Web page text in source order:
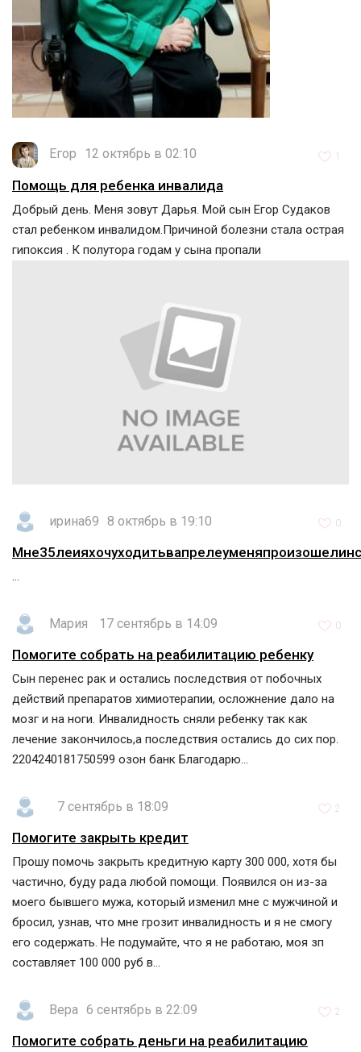
Егор 12 октябрь в 02:10 1
Помощь для ребенка инвалида
Добрый день. Меня зовут Дарья. Мой сын Егор Судаков
стал ребенком инвалидом.Причиной болезни стала острая
гипоксия . К полутора годам у сына пропали
ирина69 8 октябрь в 19:10 0
...
Мария 17 сентябрь в 14:09 0
Помогите собрать на реабилитацию ребенку
Сын перенес рак и остались последствия от побочных
действий препаратов химиотерапии, осложнение дало на
мозг и на ноги. Инвалидность сняли ребенку так как
лечение закончилось,а последствия остались до сих пор.
2204240181750599 озон банк Благодарю...
7 сентябрь в 18:09 2
Помогите закрыть кредит
Прошу помочь закрыть кредитную карту 300 000, хотя бы
частично, буду рада любой помощи. Появился он из-за
моего бывшего мужа, который изменил мне с мужчиной и
бросил, узнав, что мне грозит инвалидность и я не смогу
его содержать. Не подумайте, что я не работаю, моя зп
составляет 100 000 руб в...
Вера 6 сентябрь в 22:09 2
Помогите собрать деньги на реабилитацию